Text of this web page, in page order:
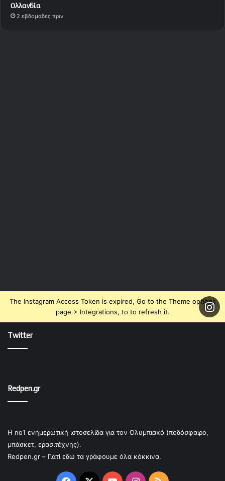
Ολλανδία
2 εβδομάδες πριν
The Instagram Access Token is expired, Go to the Theme options
page > Integrations, to to refresh it.
Twitter
Redpen.gr
Η no1 ενημερωτική ιστοσελίδα για τον Ολυμπιακό (ποδόσφαιρο,
μπάσκετ, ερασιτέχνης).
Redpen.gr – Γιατί εδώ τα γράφουμε όλα κόκκινα.